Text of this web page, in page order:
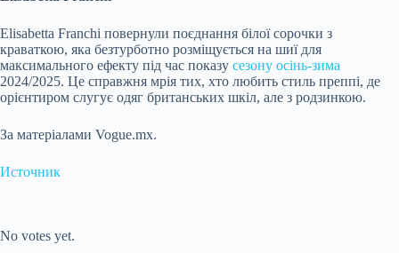
Elisabetta Franchi повернули поєднання білої сорочки з
краваткою, яка безтурботно розміщується на шиї для
максимального ефекту під час показу сезону осінь-зима
2024/2025. Це справжня мрія тих, хто любить стиль преппі, де
орієнтиром слугує одяг британських шкіл, але з родзинкою.
За матеріалами Vogue.mx.
Источник
No votes yet.